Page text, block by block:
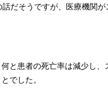
話だそうですが、医療機関
と患者の死亡率は減少し
でした。